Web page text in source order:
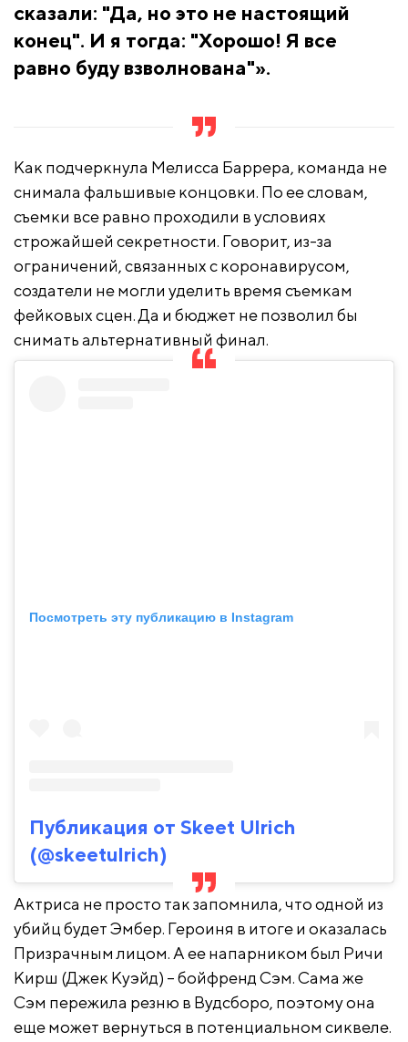
сказали: "Да, но это не настоящий
конец". И я тогда: "Хорошо! Я все
равно буду взволнована"».
Как подчеркнула Мелисса Баррера, команда не
снимала фальшивые концовки. По ее словам,
съемки все равно проходили в условиях
строжайшей секретности. Говорит, из-за
ограничений, связанных с коронавирусом,
создатели не могли уделить время съемкам
фейковых сцен. Да и бюджет не позволил бы
снимать альтернативный финал.
Посмотреть эту публикацию в Instagram
Публикация от Skeet Ulrich
(@skeetulrich)
Актриса не просто так запомнила, что одной из
убийц будет Эмбер. Героиня в итоге и оказалась
Призрачным лицом. А ее напарником был Ричи
Кирш (Джек Куэйд) – бойфренд Сэм. Сама же
Сэм пережила резню в Вудсборо, поэтому она
еще может вернуться в потенциальном сиквеле.